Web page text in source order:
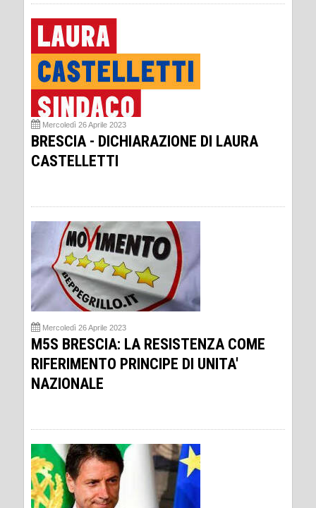
Mercoledì 26 Aprile 2023
BRESCIA - DICHIARAZIONE DI LAURA
CASTELLETTI
Mercoledì 26 Aprile 2023
M5S BRESCIA: LA RESISTENZA COME
RIFERIMENTO PRINCIPE DI UNITA'
NAZIONALE